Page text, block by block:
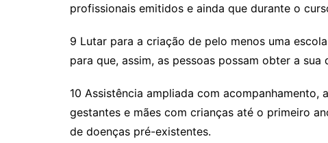
profissionais emitidos e ainda que durante o
9 Lutar para a criação de pelo menos uma
para que, assim, as pessoas possam obter a
10 Assistência ampliada com
gestantes e mães com crianças até o primeiro
de doenças pré-existentes.